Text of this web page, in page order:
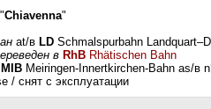
Chiavenna"
at/в LD Schmalspurbahn
в RhB Rhätischen Bahn
MIB Meiringen-Innertkirchen-Bahn as/в
/ cнят с эксплуатации